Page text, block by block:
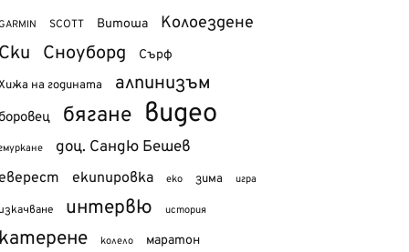
SCOTT Витоша Колоездене
Сноуборд Сърф
на годината алпинизъм
бягане видео
доц. Сандю Бешев
екипировка еко зима игра
интервю история
колело маратон